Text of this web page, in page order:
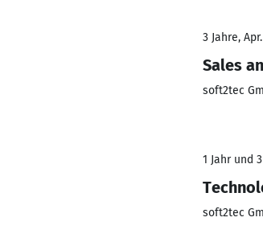
3 Jahre,
Sales
soft2tec
1 Jahr und
soft2tec